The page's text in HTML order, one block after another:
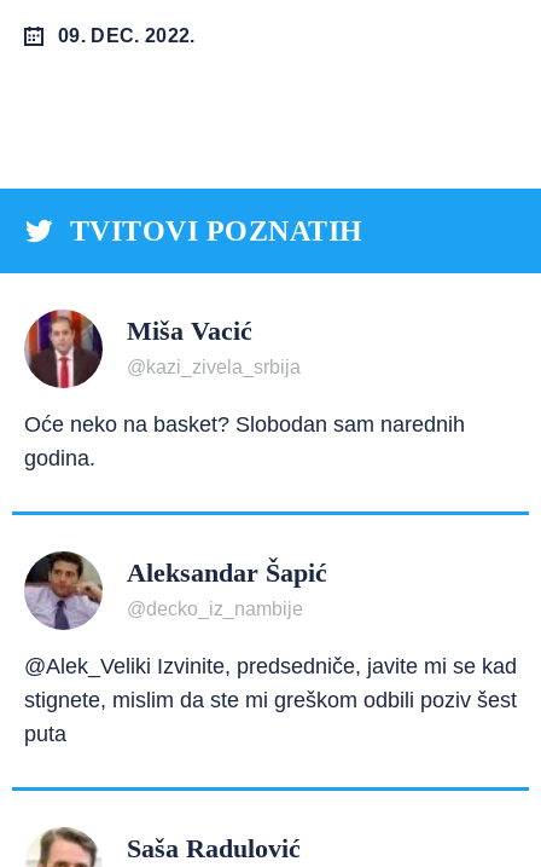
09. DEC. 2022.
TVITOVI POZNATIH
Miša Vacić
@kazi_zivela_srbija
Oće neko na basket? Slobodan sam narednih
godina.
Aleksandar Šapić
@decko_iz_nambije
@Alek_Veliki Izvinite, predsedniče, javite mi se kad
stignete, mislim da ste mi greškom odbili poziv šest
puta
Saša Radulović